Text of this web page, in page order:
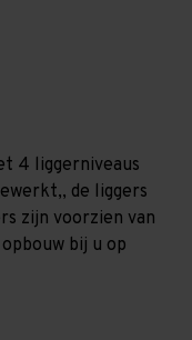
4 liggerniveaus
de liggers
zijn voorzien van
bij u op